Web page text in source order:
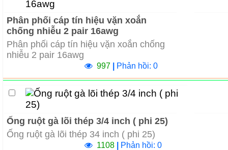
Phân phối cáp tín hiệu vặn xoắn
chống nhiễu 2 pair 16awg
Phân phối cáp tín hiệu vặn xoắn chống
nhiễu 2 pair 16awg
997 Phản hồi: 0
Ống ruột gà lõi thép 3/4 inch ( phi 25)
Ống ruột gà lõi thép 34 inch ( phi 25)
1108 Phản hồi: 0